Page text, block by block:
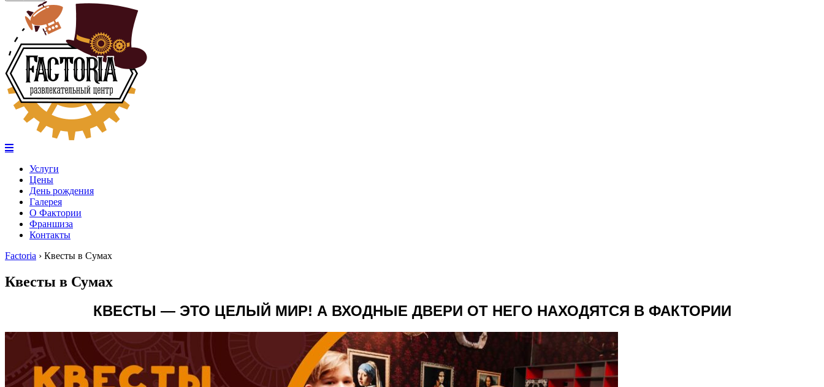
Услуги
Цены
День рождения
Галерея
О Фактории
Франшиза
Контакты
Factoria › Квесты в Сумах
Квесты в Сумах
КВЕСТЫ — ЭТО ЦЕЛЫЙ МИР! А ВХОДНЫЕ ДВЕРИ ОТ НЕГО НАХОДЯТСЯ В ФАКТОРИИ